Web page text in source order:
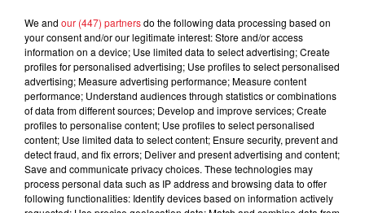
FOLA & Victony - golibe
We and our (447) partnersdo the following data processing based on
your consent and/or our legitimate interest: Store and/or access
information on a device; Use limited data to select advertising; Create
profiles for personalised advertising; Use profiles to select personalised
advertising; Measure advertising performance; Measure content
performance; Understand audiences through statistics or combinations
of data from different sources; Develop and improve services; Create
profiles to personalise content; Use profiles to select personalised
content; Use limited data to select content; Ensure security, prevent and
detect fraud, and fix errors; Deliver and present advertising and content;
Save and communicate privacy choices. These technologies may
process personal data such as IP address and browsing data to offer
following functionalities: Identify devices based on information actively